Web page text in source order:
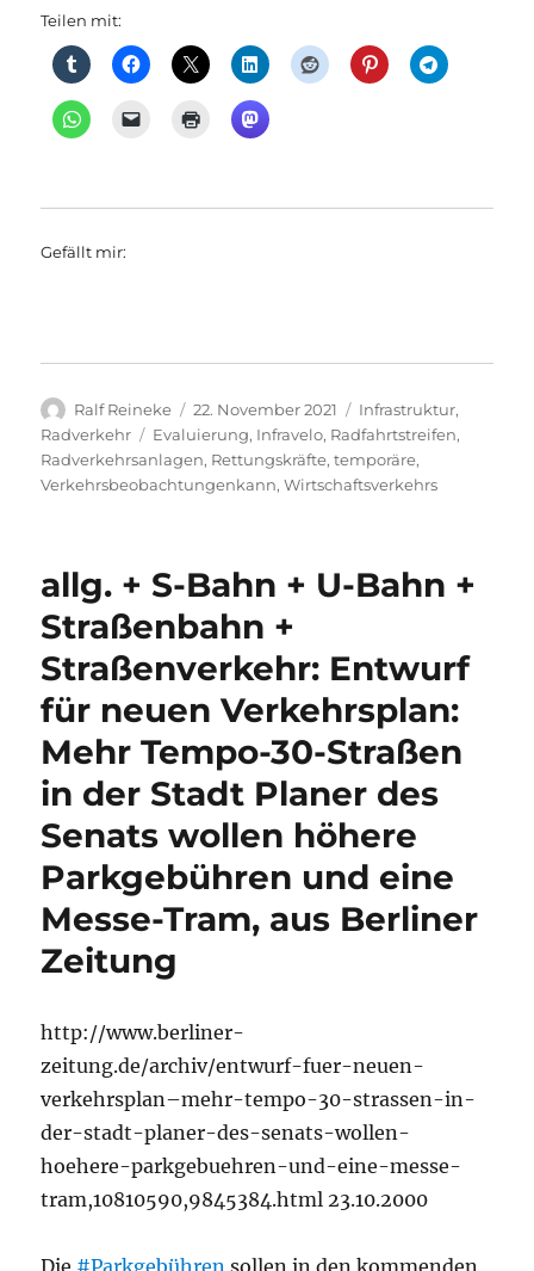
Teilen mit:
Gefällt mir:
Autor
Ralf Reineke
Veröffentlicht
am
22. November 2021 Kategorien
Infrastruktur,
Radverkehr
Schlagwörter
Evaluierung, Infravelo, Radfahrtstreifen,
Radverkehrsanlagen, Rettungskräfte,temporäre,
Verkehrsbeobachtungenkann,Wirtschaftsverkehrs
allg. + S-Bahn + U-Bahn +
Straßenbahn +
Straßenverkehr: Entwurf
für neuen Verkehrsplan:
Mehr Tempo-30-Straßen
in der Stadt Planer des
Senats wollen höhere
Parkgebühren und eine
Messe-Tram, aus Berliner
Zeitung
http://www.berliner-
zeitung.de/archiv/entwurf-fuer-neuen-
verkehrsplan–mehr-tempo-30-strassen-in-
der-stadt-planer-des-senats-wollen-
hoehere-parkgebuehren-und-eine-messe-
tram,10810590,9845384.html 23.10.2000